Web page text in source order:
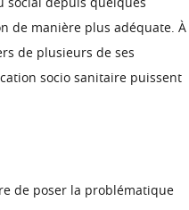
social depuis quelques
de manière plus adéquate. À
de plusieurs de ses
socio sanitaire puissent
de poser la problématique